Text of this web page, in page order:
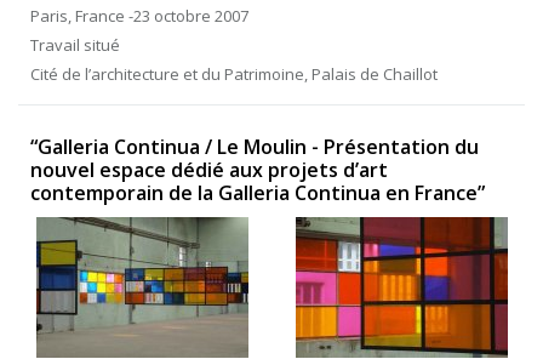
Paris, France -23 octobre 2007
Travail situé
Cité de l’architecture et du Patrimoine, Palais de Chaillot
“Galleria Continua / Le Moulin - Présentation du
nouvel espace dédié aux projets d’art
contemporain de la Galleria Continua en France”